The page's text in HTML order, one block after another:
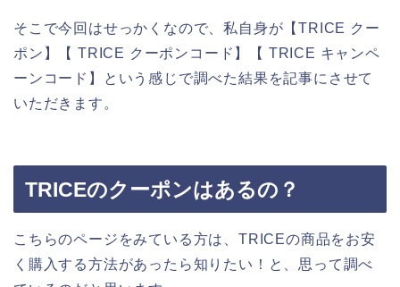
そこで今回はせっかくなので、私自身が【TRICE クー
ポン】【 TRICE クーポンコード】【 TRICE キャンペ
ーンコード】という感じで調べた結果を記事にさせて
いただきます。
TRICEのクーポンはあるの？
こちらのページをみている方は、TRICEの商品をお安
く購入する方法があったら知りたい！と、思って調べ